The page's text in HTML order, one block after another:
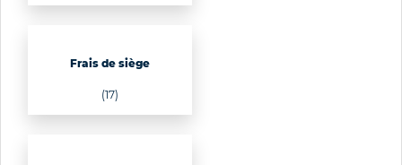
Frais de siège
(17)